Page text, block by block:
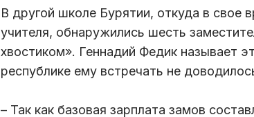
В другой школе Бурятии, откуда в свое
учителя, обнаружились шесть
хвостиком». Геннадий Федик называет
республике ему встречать не
– Так как базовая зарплата замов